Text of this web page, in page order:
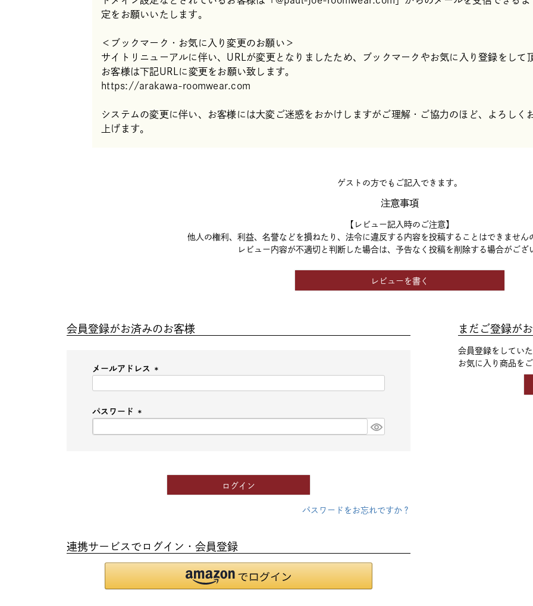
定をお願いいたします。
＜ブックマーク・お気に入り変更のお願い＞
サイトリニューアルに伴い、URLが変更となりましたため、ブックマークやお気に入り登録をして
お客様は下記URLに変更をお願い致します。
https://arakawa-roomwear.com
システムの変更に伴い、お客様には大変ご迷惑をおかけしますがご理解・ご協力のほど、よろしく
上げます。
ゲストの方でもご記入できます。
注意事項
【レビュー記入時のご注意】
他人の権利、利益、名誉などを損ねたり、法令に違反する内容を投稿することはできません
レビュー内容が不適切と判断した場合は、予告なく投稿を削除する場合がござ
レビューを書く
会員登録がお済みのお客様
メールアドレス
パスワード
ログイン
パスワードをお忘れですか？
連携サービスでログイン・会員登録
まだご登録が
会員登録をしてい
お気に入り商品を